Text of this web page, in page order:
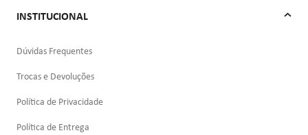
INSTITUCIONAL
Dúvidas Frequentes
Trocas e Devoluções
Política de Privacidade
Política de Entrega